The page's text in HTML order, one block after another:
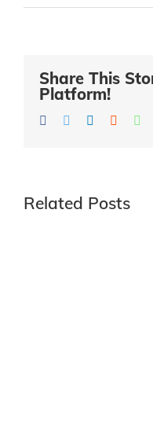
Share This
Platform!
Facebook
TwitterLinkedIn
Reddit
Related Posts